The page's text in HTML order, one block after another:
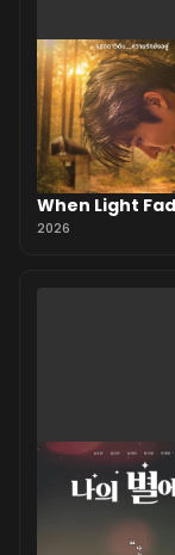
When Light
2026